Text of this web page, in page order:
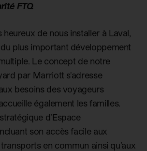
FTQ
de nous installer à Laval,
plus important développement
Le concept de notre
par Marriott s'adresse
besoins des voyageurs
également les familles.
d’Espace
son accès facile aux
en commun ainsi qu’aux